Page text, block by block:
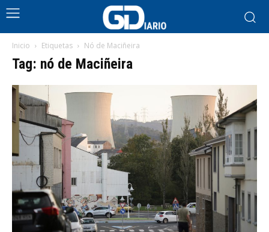
Inicio Etiquetas Nó de Maciñeira
Tag: nó de Maciñeira